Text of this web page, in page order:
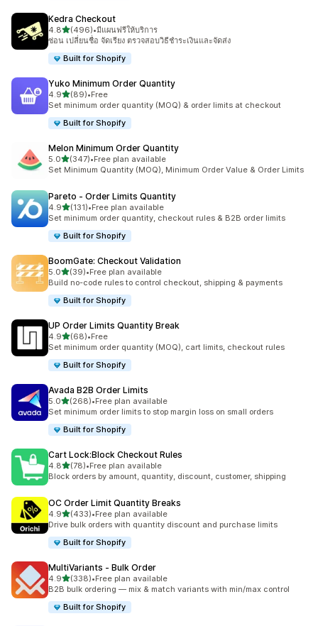
Kedra Checkout
4.8เต็ม 5 ดาว
(496)
ทั้งหมด 496 รีวิว
•มีแผนฟรีให้บริการ
ซ่อน เปลี่ยนชื่อ จัดเรียง ตรวจสอบวิธีชำระเงินและจัดส่ง
Built for Shopify
Yuko Minimum Order Quantity
4.9เต็ม 5 ดาว
(89)
ทั้งหมด 89 รีวิว
•Free
Set minimum order quantity (MOQ) & order limits at checkout
Built for Shopify
Melon Minimum Order Quantity
5.0เต็ม 5 ดาว
(347)
ทั้งหมด 347 รีวิว
•Free plan available
Set Minimum Quantity (MOQ), Minimum Order Value & Order Limits
Pareto ‑ Order Limits Quantity
4.9เต็ม 5 ดาว
(131)
ทั้งหมด 131 รีวิว
•Free plan available
Set minimum order quantity, checkout rules & B2B order limits
Built for Shopify
BoomGate: Checkout Validation
5.0เต็ม 5 ดาว
(39)
ทั้งหมด 39 รีวิว
•Free plan available
Build no-code rules to control checkout, shipping & payments
Built for Shopify
UP Order Limits Quantity Break
4.9เต็ม 5 ดาว
(68)
ทั้งหมด 68 รีวิว
•Free
Set minimum order quantity (MOQ), cart limits, checkout rules
Built for Shopify
Avada B2B Order Limits
5.0เต็ม 5 ดาว
(268)
ทั้งหมด 268 รีวิว
•Free plan available
Set minimum order limits to stop margin loss on small orders
Built for Shopify
Cart Lock:Block Checkout Rules
4.8เต็ม 5 ดาว
(78)
ทั้งหมด 78 รีวิว
•Free plan available
Block orders by amount, quantity, discount, customer, shipping
OC Order Limit Quantity Breaks
4.9เต็ม 5 ดาว
(433)
ทั้งหมด 433 รีวิว
•Free plan available
Drive bulk orders with quantity discount and purchase limits
Built for Shopify
MultiVariants ‑ Bulk Order
4.9เต็ม 5 ดาว
(338)
ทั้งหมด 338 รีวิว
•Free plan available
B2B bulk ordering — mix & match variants with min/max control
Built for Shopify